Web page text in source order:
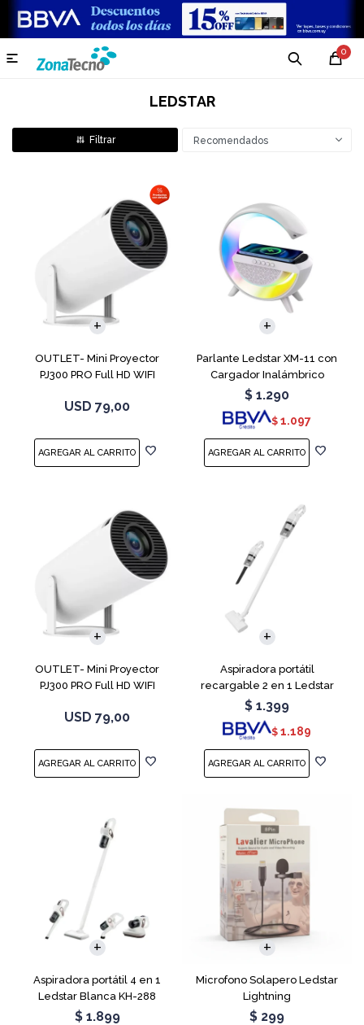
0

LEDSTAR
Recomendados
OUTLET- Mini Proyector
PJ300 PRO Full HD WIFI
USD 79,00
Parlante Ledstar XM-11 con
Cargador Inalámbrico
$ 1.290
$ 1.097
OUTLET- Mini Proyector
PJ300 PRO Full HD WIFI
USD 79,00
Aspiradora portátil
recargable 2 en 1 Ledstar
SR-133
$ 1.399
$ 1.189
Aspiradora portátil 4 en 1
Ledstar Blanca KH-288
$ 1.899
Microfono Solapero Ledstar
Lightning
$ 299